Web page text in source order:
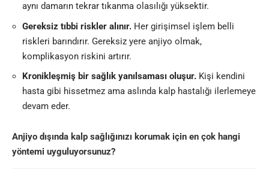
aynı damarın tekrar tıkanma olasılığı yüksektir.
Gereksiz tıbbi riskler alınır. Her girişimsel işlem belli
riskleri barındırır. Gereksiz yere anjiyo olmak,
komplikasyon riskini artırır.
Kronikleşmiş bir sağlık yanılsaması oluşur. Kişi kendini
hasta gibi hissetmez ama aslında kalp hastalığı ilerlemeye
devam eder.
Anjiyo dışında kalp sağlığınızı korumak için en çok hangi
yöntemi uyguluyorsunuz?